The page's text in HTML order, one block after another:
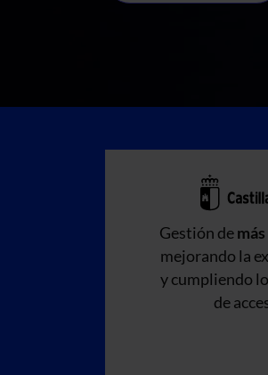
Gestión de
mejorando la
y cumpliendo
de